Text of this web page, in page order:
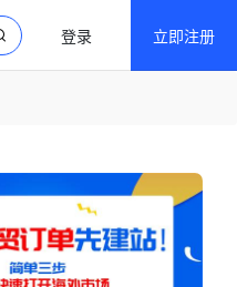
登录 立即注册